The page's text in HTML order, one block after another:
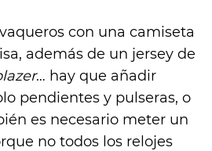
y en la vida es una frase
'the eye has to travel'.
con una camiseta
además de un jersey de
… hay que añadir
pendientes y pulseras, o
es necesario meter un
no todos los relojes